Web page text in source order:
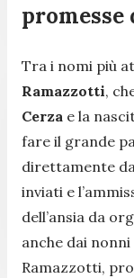
promesse
Tra i nomi più
Ramazzotti,
Cerza e la
fare il grande
direttamente
inviati e
dell’ansia da
anche dai
Ramazzotti,